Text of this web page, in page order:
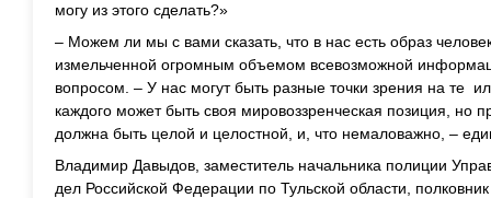
могу из этого сделать?»
– Можем ли мы с вами сказать, что в нас есть образ
измельченной огромным объемом всевозможной
вопросом. – У нас могут быть разные точки зрения на те
каждого может быть своя мировоззренческая позиция, но
должна быть целой и целостной, и, что немаловажно, –
Владимир Давыдов, заместитель начальника полиции
дел Российской Федерации по Тульской области,